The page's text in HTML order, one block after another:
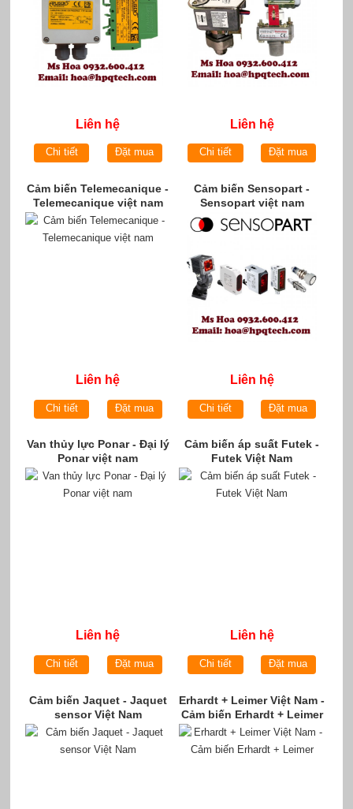
Liên hệ
Chi tiết Đặt mua
Liên hệ
Chi tiết Đặt mua
Cảm biến Telemecanique -
Telemecanique việt nam
Liên hệ
Chi tiết Đặt mua
Cảm biến Sensopart -
Sensopart việt nam
Liên hệ
Chi tiết Đặt mua
Van thủy lực Ponar - Đại lý
Ponar việt nam
Liên hệ
Chi tiết Đặt mua
Cảm biến áp suất Futek -
Futek Việt Nam
Liên hệ
Chi tiết Đặt mua
Cảm biến Jaquet - Jaquet
sensor Việt Nam
Erhardt + Leimer Việt Nam -
Cảm biến Erhardt + Leimer